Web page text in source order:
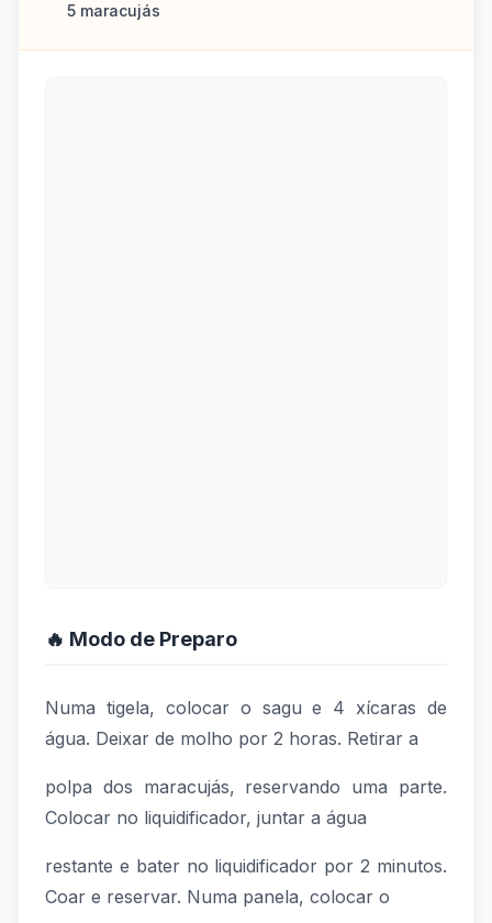
5 maracujás
🔥 Modo de Preparo
Numa tigela, colocar o sagu e 4 xícaras de
água. Deixar de molho por 2 horas. Retirar a
polpa dos maracujás, reservando uma parte.
Colocar no liquidificador, juntar a água
restante e bater no liquidificador por 2 minutos.
Coar e reservar. Numa panela, colocar o